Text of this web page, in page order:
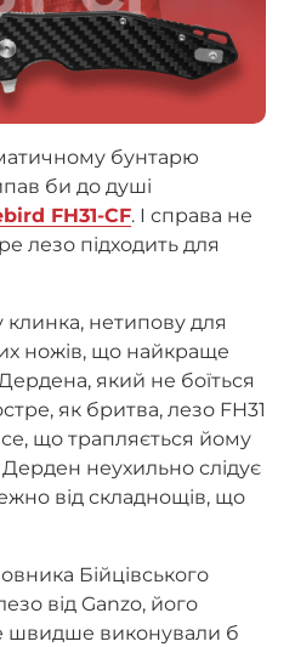
бунтарю
би до душі
FH31-CF. І справа не
лезо підходить для
нетипову для
ножів, що найкраще
який не боїться
як бритва, лезо FH31
що трапляється йому
неухильно слідує
від складнощів, що
Бійцівського
від Ganzo, його
швидше виконували б